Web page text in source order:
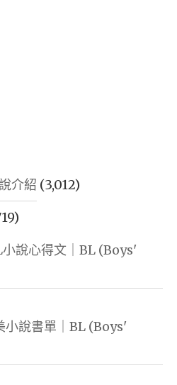
介紹 (3,012)
小說心得文｜BL (Boys'
小說書單｜BL (Boys'